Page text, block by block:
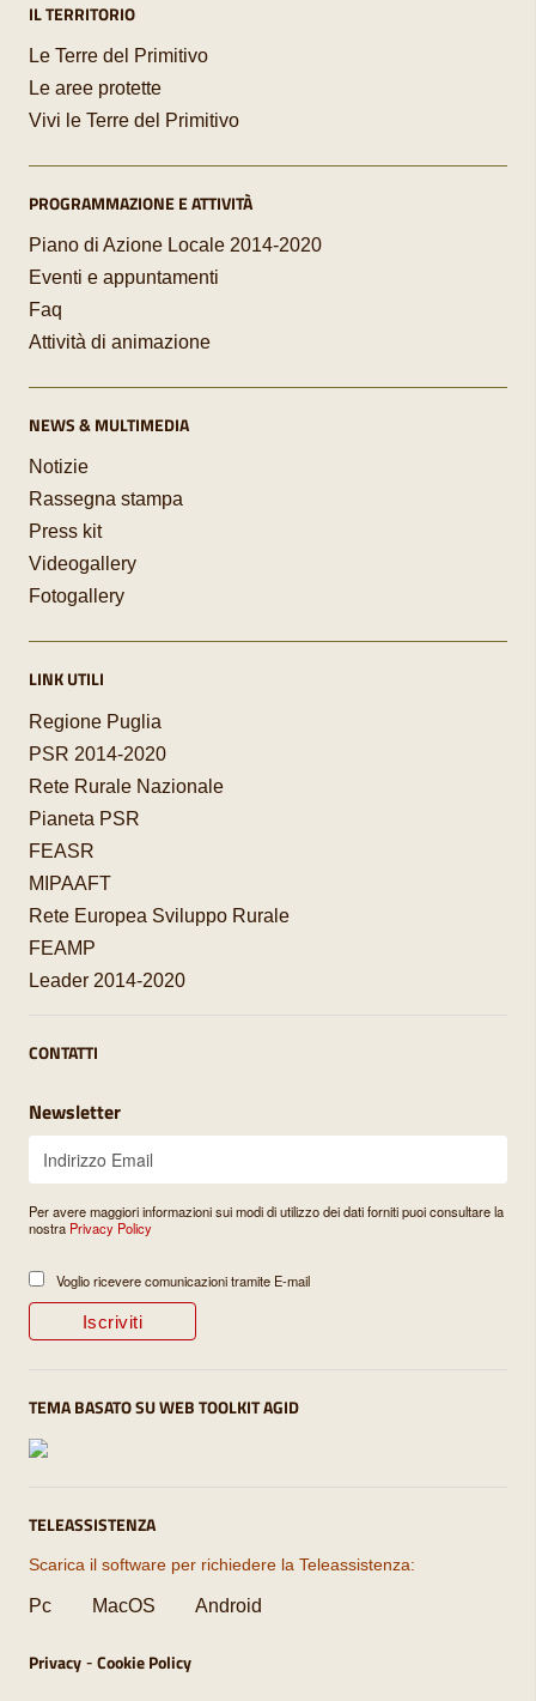
IL TERRITORIO
Le Terre del Primitivo
Le aree protette
Vivi le Terre del Primitivo
PROGRAMMAZIONE E ATTIVITÀ
Piano di Azione Locale 2014-2020
Eventi e appuntamenti
Faq
Attività di animazione
NEWS & MULTIMEDIA
Notizie
Rassegna stampa
Press kit
Videogallery
Fotogallery
LINK UTILI
Regione Puglia
PSR 2014-2020
Rete Rurale Nazionale
Pianeta PSR
FEASR
MIPAAFT
Rete Europea Sviluppo Rurale
FEAMP
Leader 2014-2020
CONTATTI
Newsletter
Per avere maggiori informazioni sui modi di utilizzo dei dati forniti puoi consultare la
nostra Privacy Policy
Voglio ricevere comunicazioni tramite E-mail
TEMA BASATO SU WEB TOOLKIT AGID
TELEASSISTENZA
Scarica il software per richiedere la Teleassistenza:
Pc MacOS Android
Privacy - Cookie Policy